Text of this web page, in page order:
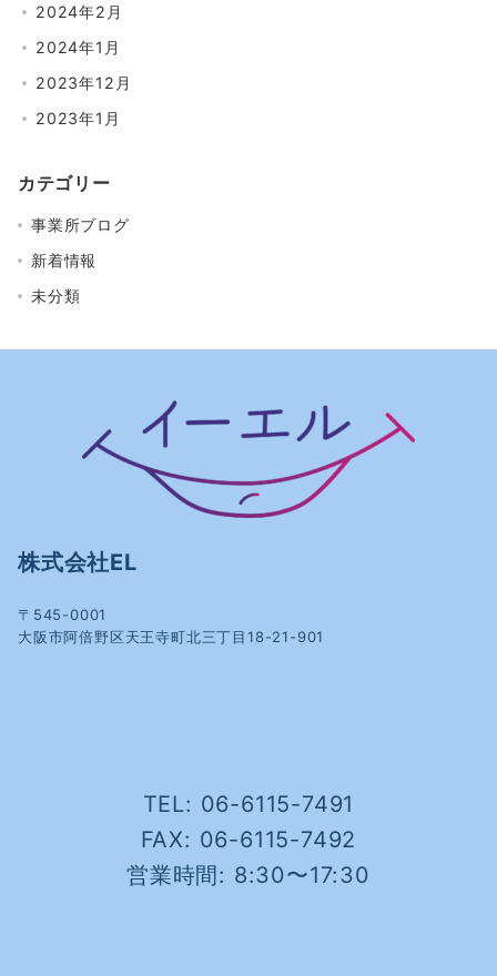
2024年2月
2024年1月
2023年12月
2023年1月
カテゴリー
事業所ブログ
新着情報
未分類
株式会社EL
〒545-0001
大阪市阿倍野区天王寺町北三丁目18-21-901
TEL: 06-6115-7491
FAX: 06-6115-7492
営業時間: 8:30〜17:30